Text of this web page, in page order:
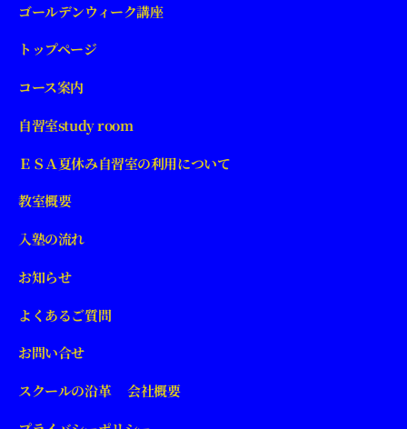
ゴールデンウィーク講座
トップページ
コース案内
自習室study room
ＥＳＡ夏休み自習室の利用について
教室概要
入塾の流れ
お知らせ
よくあるご質問
お問い合せ
スクールの沿革 会社概要